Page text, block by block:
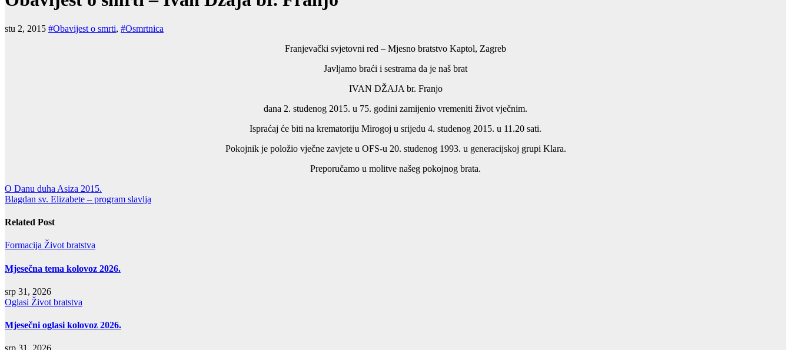
stu 2, 2015 #Obavijest o smrti, #Osmrtnica
Franjevački svjetovni red – Mjesno bratstvo Kaptol, Zagreb
Javljamo braći i sestrama da je naš brat
IVAN DŽAJA br. Franjo
dana 2. studenog 2015. u 75. godini zamijenio vremeniti život vječnim.
Ispraćaj će biti na krematoriju Mirogoj u srijedu 4. studenog 2015. u 11.20 sati.
Pokojnik je položio vječne zavjete u OFS-u 20. studenog 1993. u generacijskoj grupi Klara.
Preporučamo u molitve našeg pokojnog brata.
Navigacija
objava
O Danu duha Asiza 2015.
Blagdan sv. Elizabete – program slavlja
Related Post
Formacija Život bratstva
Mjesečna tema kolovoz 2026.
srp 31, 2026
Oglasi Život bratstva
Mjesečni oglasi kolovoz 2026.